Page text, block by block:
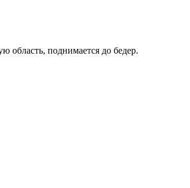
область, поднимается до бедер.